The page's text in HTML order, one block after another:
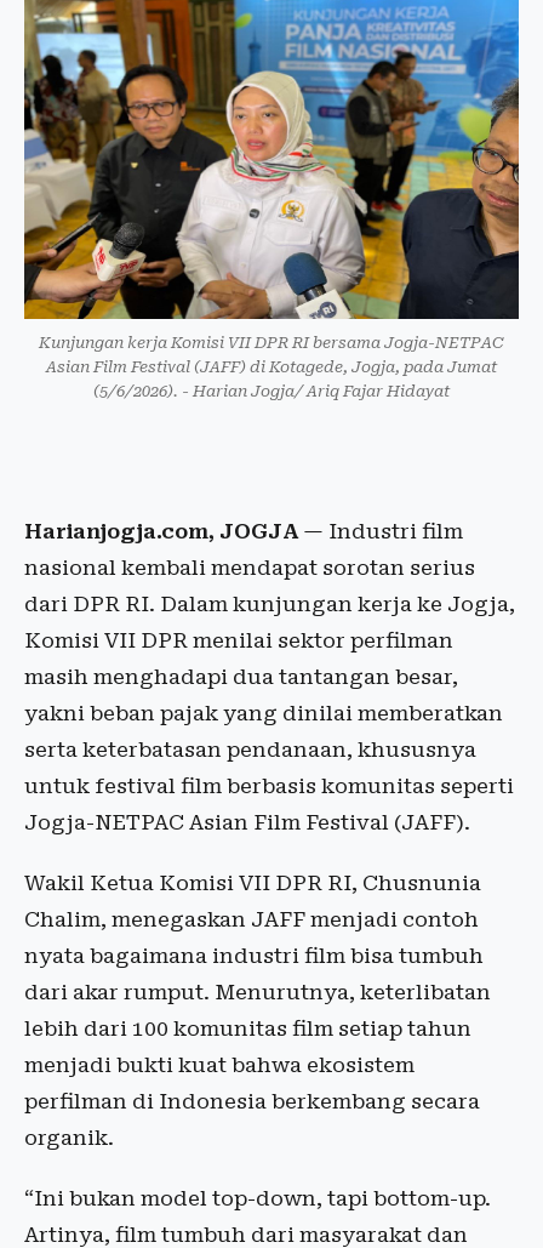
Kunjungan kerja Komisi VII DPR RI bersama Jogja-NETPAC
Asian Film Festival (JAFF) di Kotagede, Jogja, pada Jumat
(5/6/2026). - Harian Jogja/ Ariq Fajar Hidayat
Harianjogja.com, JOGJA— Industri film
nasional kembali mendapat sorotan serius
dari DPR RI. Dalam kunjungan kerja ke Jogja,
Komisi VII DPR menilai sektor perfilman
masih menghadapi dua tantangan besar,
yakni beban pajak yang dinilai memberatkan
serta keterbatasan pendanaan, khususnya
untuk festival film berbasis komunitas seperti
Jogja-NETPAC Asian Film Festival (JAFF).
Wakil Ketua Komisi VII DPR RI, Chusnunia
Chalim, menegaskan JAFF menjadi contoh
nyata bagaimana industri film bisa tumbuh
dari akar rumput. Menurutnya, keterlibatan
lebih dari 100 komunitas film setiap tahun
menjadi bukti kuat bahwa ekosistem
perfilman di Indonesia berkembang secara
organik.
“Ini bukan model top-down, tapi bottom-up.
Artinya, film tumbuh dari masyarakat dan